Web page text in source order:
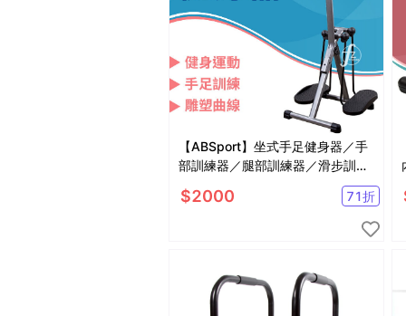
【ABSport】坐式手足健身器／手
部訓練器／腿部訓練器／滑步訓練
$2000 71折